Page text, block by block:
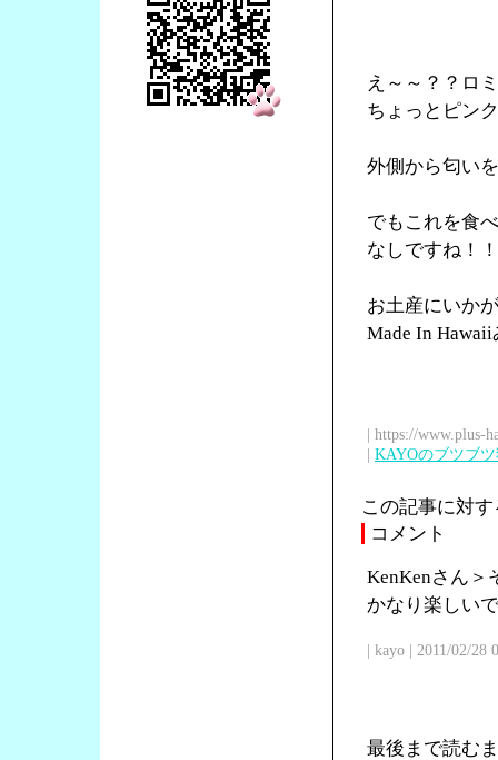
え～～？？ロ
ちょっとピン
外側から匂い
でもこれを食
なしですね！
お土産にいか
Made In
| https://www.plus-
| KAYOのブツブ
この記事に対
コメント
KenKenさん＞
かなり楽しい
| kayo | 2011/02/28
最後まで読む